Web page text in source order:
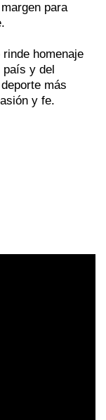
para
homenaje
país y del
más
y fe.